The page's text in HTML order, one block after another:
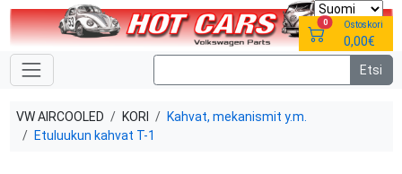
0 Ostoskori
0,00€
VW AIRCOOLED KORI
Kahvat, mekanismit y.m.
Etuluukun kahvat T-1